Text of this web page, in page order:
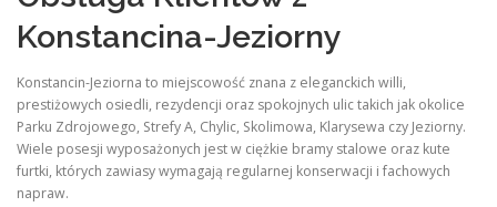
Konstancina-Jeziorny
Konstancin-Jeziorna to miejscowość znana z eleganckich willi,
prestiżowych osiedli, rezydencji oraz spokojnych ulic takich jak okolice
Parku Zdrojowego, Strefy A, Chylic, Skolimowa, Klarysewa czy Jeziorny.
Wiele posesji wyposażonych jest w ciężkie bramy stalowe oraz kute
furtki, których zawiasy wymagają regularnej konserwacji i fachowych
napraw.